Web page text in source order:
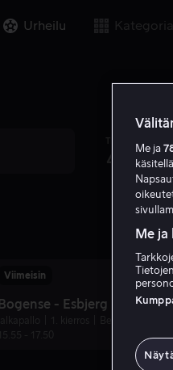
Urheilu
4 5
Viimeisin
Bogense - Esbjerg
1. kierros
Betano Pokalen
15.55 - 17.50
Me ja
Me